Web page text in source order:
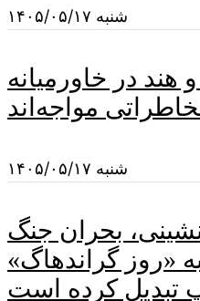
شنبه ۱۴۰۵/۰۵/۱۷
هند در خاورمیانه
مواجه‌اند
شنبه ۱۴۰۵/۰۵/۱۷
بحران جنگ
به «روز گراندهاگ»